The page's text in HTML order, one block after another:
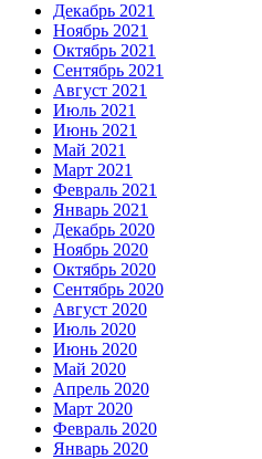
Декабрь 2021
Ноябрь 2021
Октябрь 2021
Сентябрь 2021
Август 2021
Июль 2021
Июнь 2021
Май 2021
Март 2021
Февраль 2021
Январь 2021
Декабрь 2020
Ноябрь 2020
Октябрь 2020
Сентябрь 2020
Август 2020
Июль 2020
Июнь 2020
Май 2020
Апрель 2020
Март 2020
Февраль 2020
Январь 2020